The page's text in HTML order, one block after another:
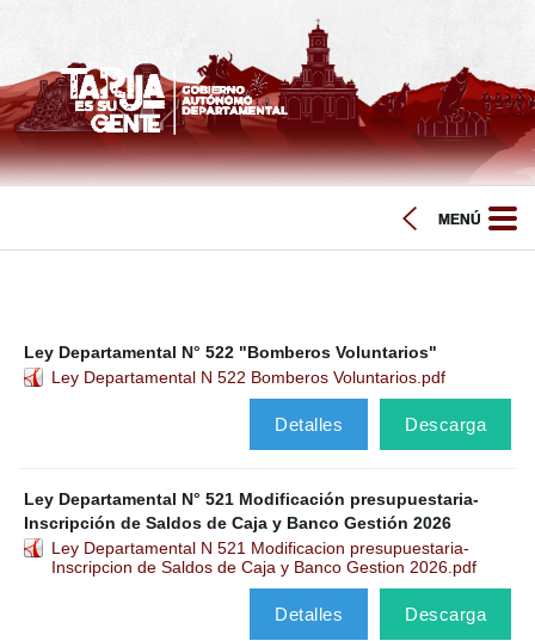
Ley Departamental N° 522 "Bomberos Voluntarios"
Ley Departamental N 522 Bomberos Voluntarios.pdf
Descarga
Detalles
Ley Departamental N° 521 Modificación presupuestaria-
Inscripción de Saldos de Caja y Banco Gestión 2026
Ley Departamental N 521 Modificacion presupuestaria-
Inscripcion de Saldos de Caja y Banco Gestion 2026.pdf
Descarga
Detalles